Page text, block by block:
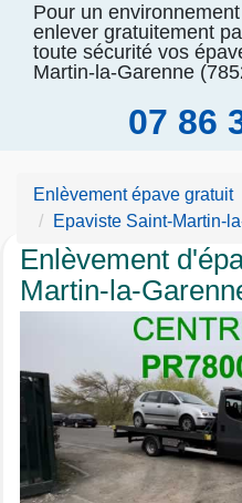
Pour un
enlever gratuitement
toute sécurité vos
Martin-la-Garenne
07 86
Enlèvement épave gratuit
Epaviste Saint-Martin-
Enlèvement
Martin-la-